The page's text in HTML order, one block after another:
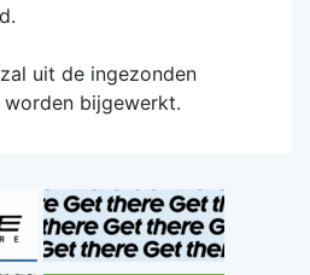
uit de ingezonden
worden bijgewerkt.